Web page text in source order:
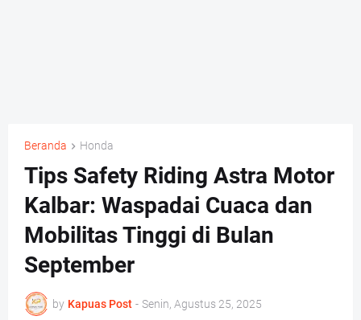
Beranda Honda
Tips Safety Riding Astra Motor
Kalbar: Waspadai Cuaca dan
Mobilitas Tinggi di Bulan
September
by Kapuas Post - Senin, Agustus 25, 2025